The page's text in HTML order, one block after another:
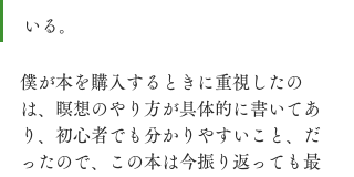
いる。
僕が本を購入するときに重視したの
は、瞑想のやり方が具体的に書いてあ
り、初心者でも分かりやすいこと、だ
ったので、この本は今振り返っても最